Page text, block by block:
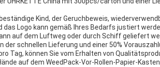
Kind, der Geruchbeweis,
Logo kann gemäß Ihres Bedarfs justiert
auf dem Luftweg oder durch Schiff geliefert
schnellen Lieferung und einer 50%
Tag, können Sie vom Erhalten von
auf dem WeedPack-Vor-Rollen-Papier-